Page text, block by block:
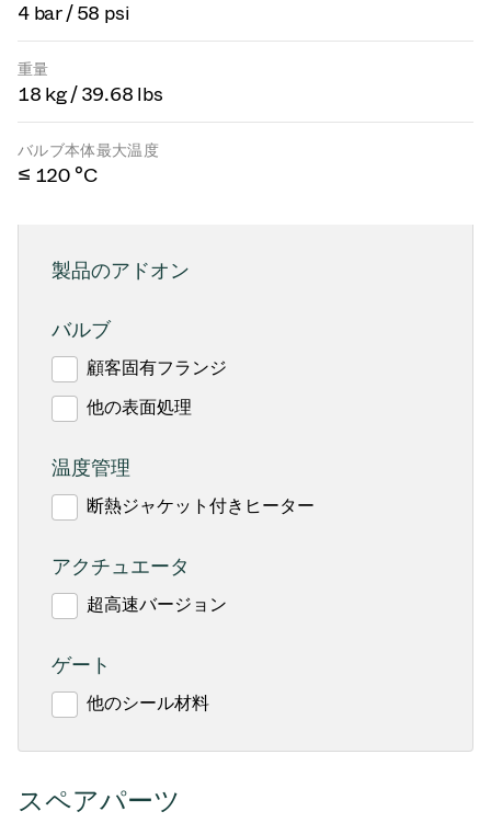
4 bar / 58 psi
重量
18 kg / 39.68 lbs
バルブ本体最大温度
≤ 120 °C
製品のアドオン
バルブ
顧客固有フランジ
他の表面処理
温度管理
断熱ジャケット付きヒーター
アクチュエータ
超高速バージョン
ゲート
他のシール材料
スペアパーツ